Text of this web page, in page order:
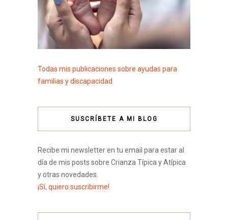
Todas mis publicaciones sobre ayudas para
familias y discapacidad
SUSCRÍBETE A MI BLOG
Recibe mi newsletter en tu email para estar al
día de mis posts sobre Crianza Típica y Atípica
y otras novedades.
¡Sí, quiero suscribirme!